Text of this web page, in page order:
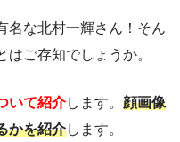
名な北村一輝さん！そん
ご存知でしょうか。
いて紹介します。 顔画像
かを紹介します。